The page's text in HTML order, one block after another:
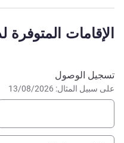
ideal spaces for weddings,
conferences and events.
الإقامات المتوفرة
احجز في هذا الفندق
تسجيل الوصول
على سبيل المثال: 13/08/2026